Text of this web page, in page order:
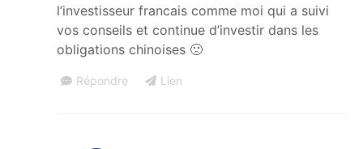
l’investisseur francais comme moi qui a suivi
vos conseils et continue d’investir dans les
obligations chinoises 🙁
Répondre Lien